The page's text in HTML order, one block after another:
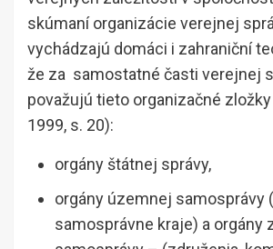
skúmaní organizácie verejnej
vychádzajú domáci i zahraniční
že za samostatné časti verejnej
považujú tieto organizačné
1999, s. 20):
orgány štátnej správy,
orgány územnej samosprávy
samosprávne kraje) a orgány